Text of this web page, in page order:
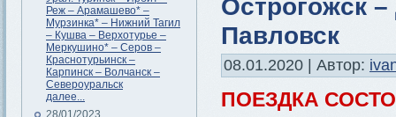
Реж – Арамашево* –
Мурзинка* – Нижний Тагил
– Кушва – Верхотурье –
Меркушино* – Серов –
Краснотурьинск –
Карпинск – Волчанск –
Североуральск
далее...
28/01/2023
Острогожск
Павловск
08.01.2020 | Автор:
ПОЕЗДКА